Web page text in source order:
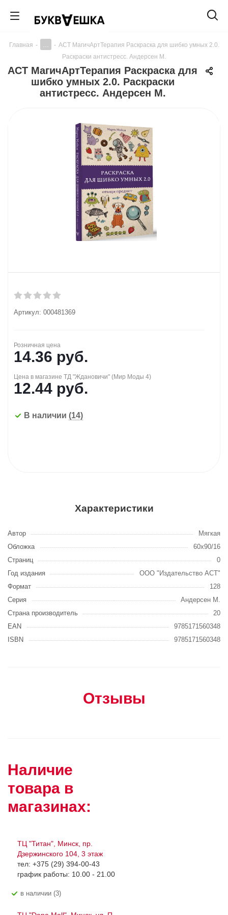
Главная - - АСТ МагичАртТерапия Раскраска для шибко умных 2.0.
Раскраски антистресс. Андерсен М.
АСТ МагичАртТерапия Раскраска для
шибко умных 2.0. Раскраски
антистресс. Андерсен М.
Артикул: 000481369
Розничная цена
14.36 руб.
Цена в магазине ТД "Ждановичи" (Мир Моды 4)
12.44 руб.
В наличии (14)
Характеристики
Автор
Мягкая
Обложка
60x90/16
Страниц
0
Год издания
ООО "Издательство АСТ"
Формат
128
Серия
Андерсен М.
Страна производитель
20
EAN
9785171560348
ISBN
9785171560348
Отзывы
Наличие
товара в
магазинах:
ТЦ "Титан", Минск, пр.
Дзержинского 104, 3 этаж
тел: +375 (29) 394-00-43
график работы: 10.00 - 21.00
В наличии (3)